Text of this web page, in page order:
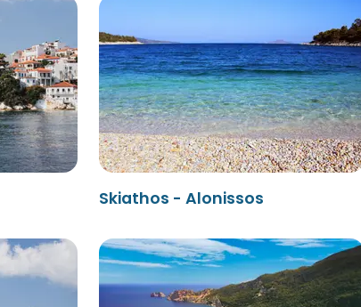
Skiathos - Alonissos